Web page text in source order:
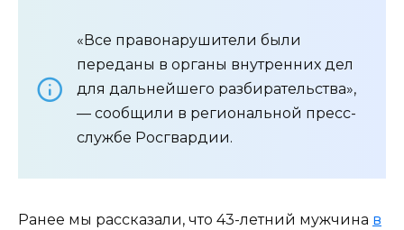
«Все правонарушители были
переданы в органы внутренних дел
для дальнейшего разбирательства»,
— сообщили в региональной пресс-
службе Росгвардии.
Ранее мы рассказали, что 43-летний мужчина в